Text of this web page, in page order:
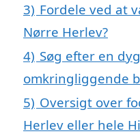
3) Fordele ved at
Nørre Herlev?
4) Søg efter en
omkringliggende
5) Oversigt over
Herlev eller hele